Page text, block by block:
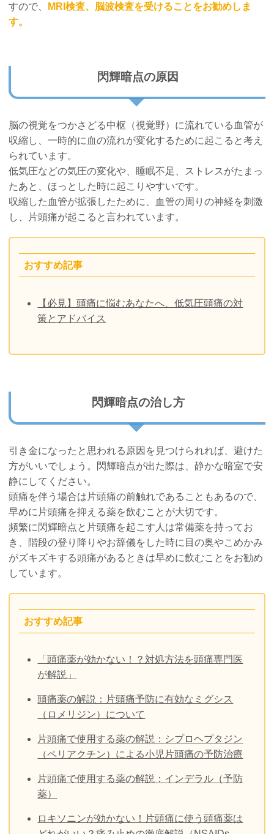
すので、
MRI検査、脳波検査を受けることをお勧めしま
す。
閃輝暗点の原因
脳の視覚をつかさどる中枢（視覚野）に流れている血管が
収縮し、一時的に血の流れが変化するために起こると考え
られています。
低気圧などの気圧の変化や、睡眠不足、ストレスがたまっ
たあと、ほっとした時に起こりやすいです。
収縮した血管が拡張したために、血管の周りの神経を刺激
し、片頭痛が起こると言われています。
おすすめ記事
【必見】頭痛に悩むあなたへ、低気圧頭痛の対
策とアドバイス
閃輝暗点の治し方
引き金になったと思われる原因を見つけられれば、避けた
方がいいでしょう。閃輝暗点が出た際は、静かな暗室で安
静にしてください。
頭痛を伴う場合は片頭痛の前触れであることもあるので、
早めに片頭痛を抑える薬を飲むことが大切です。
頻繁に閃輝暗点と片頭痛を起こす人は常備薬を持ってお
き、階段の登り降りやお辞儀をした時に目の奥やこめかみ
がズキズキする頭痛があるときは早めに飲むことをお勧め
しています。
おすすめ記事
「頭痛薬が効かない！？対処方法を頭痛専門医
が解説」
頭痛薬の解説：片頭痛予防に有効なミグシス
（ロメリジン）について
片頭痛で使用する薬の解説：シプロヘプタジン
（ペリアクチン）による小児片頭痛の予防治療
片頭痛で使用する薬の解説：インデラル（予防
薬）
ロキソニンが効かない！片頭痛に使う頭痛薬は